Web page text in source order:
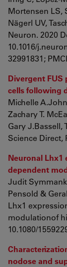
Mortensen LS,
Nägerl UV,
Neuron. 2020
10.1016/
32991831;
Divergent
cells following
Michelle
Zachary T.
Gary J.Bassell,
Science Direct,
Neuronal Lhx1
dependent
Judit
Pensold &
Lhx1
modulationof
10.1080/
nodose and